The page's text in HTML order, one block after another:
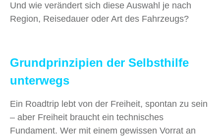
Und wie verändert sich diese Auswahl je nach
Region, Reisedauer oder Art des Fahrzeugs?
Grundprinzipien der Selbsthilfe
unterwegs
Ein Roadtrip lebt von der Freiheit, spontan zu sein
– aber Freiheit braucht ein technisches
Fundament. Wer mit einem gewissen Vorrat an